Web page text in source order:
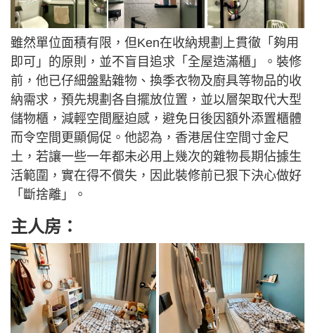
雖然單位面積有限，但Ken在收納規劃上貫徹「夠用
即可」的原則，並不盲目追求「全屋造滿櫃」。裝修
前，他已仔細盤點雜物、換季衣物及廚具等物品的收
納需求，預先規劃各自擺放位置，並以層架取代大型
儲物櫃，減輕空間壓迫感，避免日後因額外添置櫃體
而令空間更顯侷促。他認為，香港居住空間寸金尺
土，若讓一些一年都未必用上幾次的雜物長期佔據生
活範圍，實在得不償失，因此裝修前已狠下決心做好
「斷捨離」。
主人房：